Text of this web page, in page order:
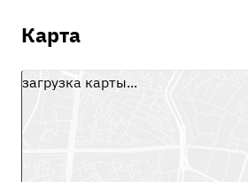
Карта
загрузка карты...